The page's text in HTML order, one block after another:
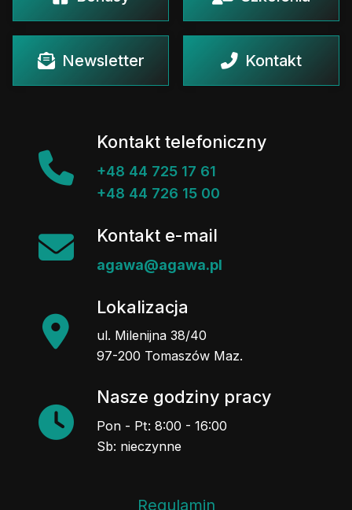
Newsletter Kontakt
Kontakt telefoniczny
+48 44 725 17 61
+48 44 726 15 00
Kontakt e-mail
agawa@agawa.pl
Lokalizacja
ul. Milenijna 38/40
97-200 Tomaszów Maz.
Nasze godziny pracy
Pon - Pt: 8:00 - 16:00
Sb: nieczynne
Regulamin